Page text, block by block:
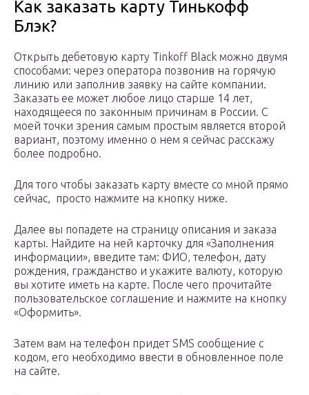
Как заказать карту Тинькофф
Блэк?
Открыть дебетовую карту Tinkoff Black можно двумя
способами: через оператора позвонив на горячую
линию или заполнив заявку на сайте компании.
Заказать ее может любое лицо старше 14 лет,
находящееся по законным причинам в России. С
моей точки зрения самым простым является второй
вариант, поэтому именно о нем я сейчас расскажу
более подробно.
Для того чтобы заказать карту вместе со мной прямо
сейчас, просто нажмите на кнопку ниже.
Далее вы попадете на страницу описания и заказа
карты. Найдите на ней карточку для «Заполнения
информации», введите там: ФИО, телефон, дату
рождения, гражданство и укажите валюту, которую
вы хотите иметь на карте. После чего прочитайте
пользовательское соглашение и нажмите на кнопку
«Оформить».
Затем вам на телефон придет SMS сообщение с
кодом, его необходимо ввести в обновленное поле
на сайте.